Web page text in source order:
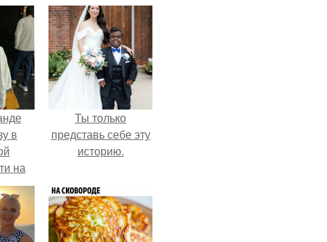
в
на
о
Ты только
представь себе эту
историю.